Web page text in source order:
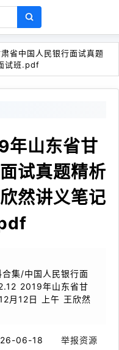
省中国人民银行面试真题
试班.pdf
山东省甘
试真题精析
然讲义笔记
集/中国人民银行面
2019年山东省甘
月12日 上午 王欣然
06-18 举报资源